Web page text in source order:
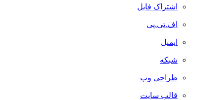
اشتراک فایل
اف.تی.پی
ایمیل
شبکه
طراحی وب
قالب سایت